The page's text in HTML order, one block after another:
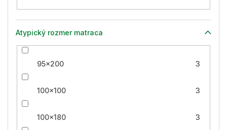
Atypický rozmer matraca
95x200 3
100x100 3
100x180 3